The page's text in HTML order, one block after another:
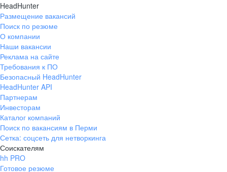
HeadHunter
Размещение вакансий
Поиск по резюме
О компании
Наши вакансии
Реклама на сайте
Требования к ПО
Безопасный HeadHunter
HeadHunter API
Партнерам
Инвесторам
Каталог компаний
Поиск по вакансиям в Перми
Сетка: соцсеть для нетворкинга
Соискателям
hh PRO
Готовое резюме